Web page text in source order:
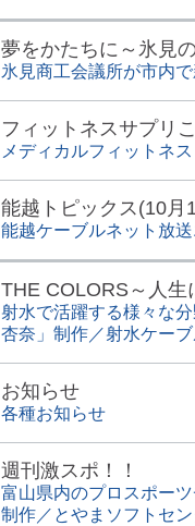
夢をかたちに～氷見
氷見商工会議所が市内
フィットネスサプリ
メディカルフィットネ
能越トピックス(10月
能越ケーブルネット放
THE COLORS～人生
射水で活躍する様々な
杏奈」制作／射水ケー
お知らせ
各種お知らせ
週刊激スポ！！
富山県内のプロスポー
制作／とやまソフトセ